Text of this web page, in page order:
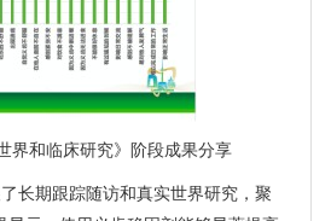
界和临床研究》阶段成果分享
长期跟踪随访和真实世界研究，聚